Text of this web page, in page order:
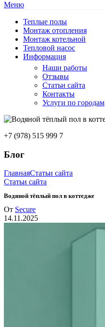
Меню
Теплые полы
Монтаж отопления
Монтаж котельной
Тепловой насос
Информация
Наши работы
Отзывы
Статьи сайта
Контакты
Услуги по городам
+7 (978) 515 999 7
Блог
ГлавнаяСтатьи сайта
Статьи сайта
Водяной тёплый пол в коттедже
От Secure
14.11.2025